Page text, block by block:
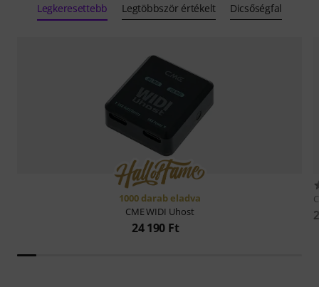
Legkeresettebb Legtöbbször értékelt Dicsőségfal
1000 darab eladva
CMEWIDI Uhost
24 190 Ft